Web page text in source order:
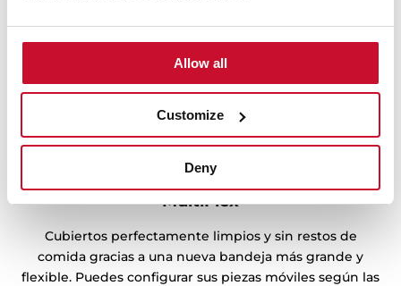
Allow all
Customize
Deny
MultiFlex
Cubiertos perfectamente limpios y sin restos de
comida gracias a una nueva bandeja más grande y
flexible. Puedes configurar sus piezas móviles según las